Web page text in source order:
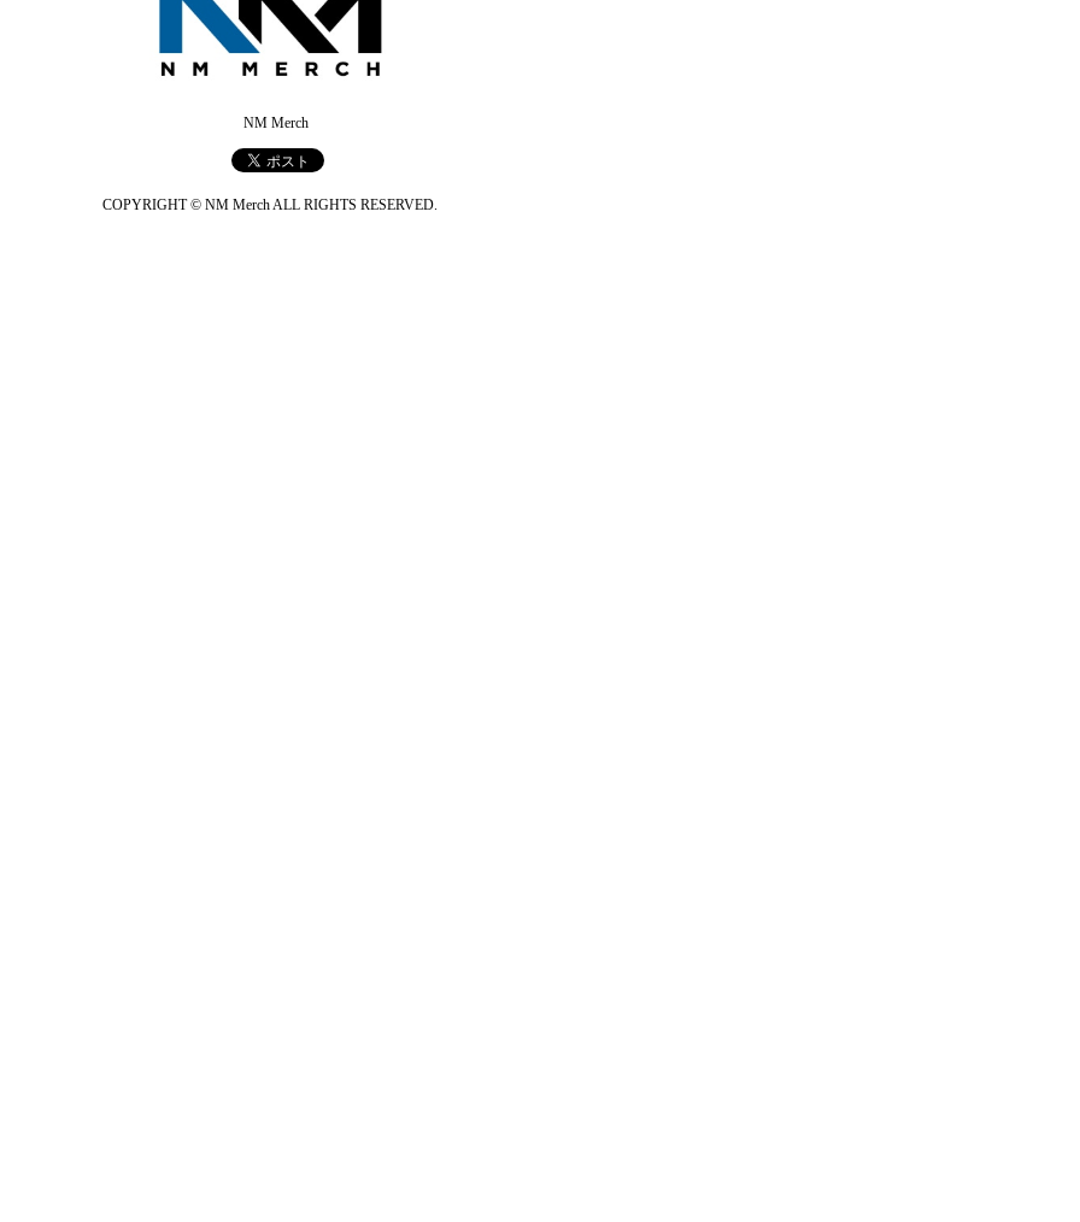
NM Merch
COPYRIGHT © NM Merch ALL RIGHTS RESERVED.